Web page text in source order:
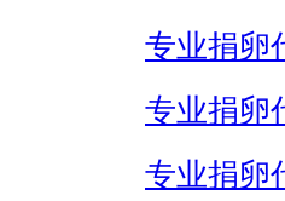
专业捐卵
专业捐卵
专业捐卵